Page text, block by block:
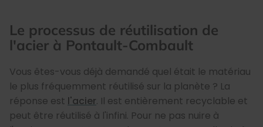
Le processus de réutilisation de
l'acier à Pontault-Combault
Vous êtes-vous déjà demandé quel était le matériau
le plus fréquemment réutilisé sur la planète ? La
réponse est l'acier. Il est entièrement recyclable et
peut être réutilisé à l'infini. Pour ne pas nuire à